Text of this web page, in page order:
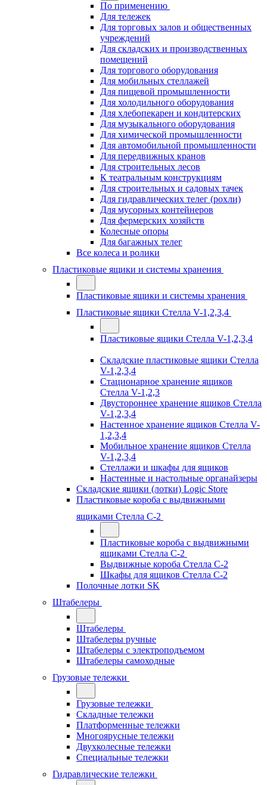
По применению
Для тележек
Для торговых залов и общественных
учреждений
Для складских и производственных
помещений
Для торгового оборудования
Для мобильных стеллажей
Для пищевой промышленности
Для холодильного оборудования
Для хлебопекарен и кондитерских
Для музыкального оборудования
Для химической промышленности
Для автомобильной промышленности
Для передвижных кранов
Для строительных лесов
К театральным конструкциям
Для строительных и садовых тачек
Для гидравлических телег (рохли)
Для мусорных контейнеров
Для фермерских хозяйств
Колесные опоры
Для багажных телег
Все колеса и ролики
Пластиковые ящики и системы хранения
Пластиковые ящики и системы хранения
Пластиковые ящики Стелла V-1,2,3,4
Пластиковые ящики Стелла V-1,2,3,4
Складские пластиковые ящики Стелла
V-1,2,3,4
Стационарное хранение ящиков
Стелла V-1,2,3
Двустороннее хранение ящиков Стелла
V-1,2,3,4
Настенное хранение ящиков Стелла V-
1,2,3,4
Мобильное хранение ящиков Стелла
V-1,2,3,4
Стеллажи и шкафы для ящиков
Настенные и настольные органайзеры
Складские ящики (лотки) Logiс Store
Пластиковые короба с выдвижными
ящиками Стелла С-2
Пластиковые короба с выдвижными
ящиками Стелла С-2
Выдвижные короба Стелла С-2
Шкафы для ящиков Стелла С-2
Полочные лотки SK
Штабелеры
Штабелеры
Штабелеры ручные
Штабелеры с электроподъемом
Штабелеры самоходные
Грузовые тележки
Грузовые тележки
Складные тележки
Платформенные тележки
Многоярусные тележки
Двухколесные тележки
Специальные тележки
Гидравлические тележки